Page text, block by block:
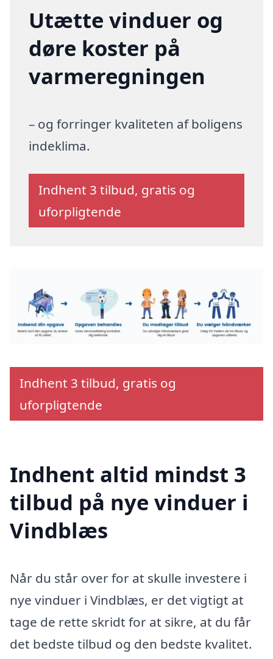
Utætte vinduer og
døre koster på
varmeregningen
– og forringer kvaliteten af boligens
indeklima.
Indhent 3 tilbud, gratis og
uforpligtende
Indhent 3 tilbud, gratis og
uforpligtende
Indhent altid mindst 3
tilbud på nye vinduer i
Vindblæs
Når du står over for at skulle investere i
nye vinduer i Vindblæs, er det vigtigt at
tage de rette skridt for at sikre, at du får
det bedste tilbud og den bedste kvalitet.